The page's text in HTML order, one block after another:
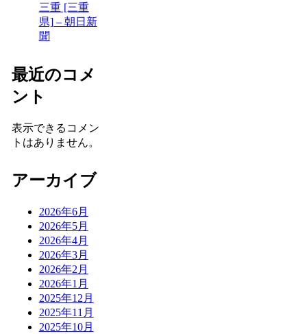
三重 [三重
県] – 朝日新
聞
最近のコメ
ント
表示できるコメン
トはありません。
アーカイブ
2026年6月
2026年5月
2026年4月
2026年3月
2026年2月
2026年1月
2025年12月
2025年11月
2025年10月